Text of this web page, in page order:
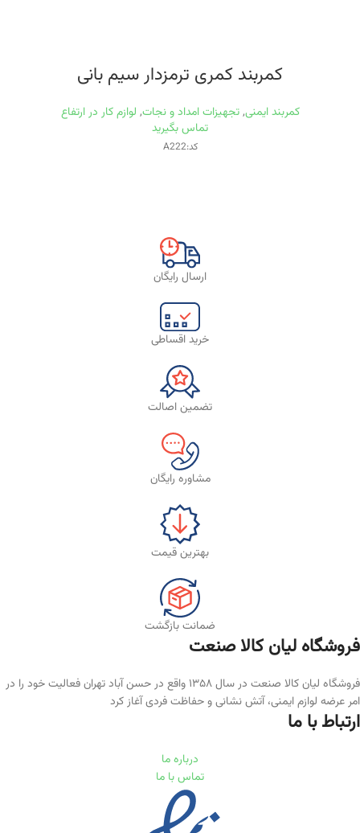
کمربند کمری ترمزدار سيم بانی
کمربند ایمنی, تجهیزات امداد و نجات, لوازم کار در ارتفاع
تماس بگیرید
کد:A222
ارسال رایگان
خرید اقساطی
تضمین اصالت
مشاوره رایگان
بهترین قیمت
ضمانت بازگشت
فروشگاه لیان‌ کالا صنعت
فروشگاه لیان کالا صنعت در سال ۱۳۵۸ واقع در حسن آباد تهران فعالیت خود را در
امر عرضه لوازم ایمنی، آتش نشانی و حفاظت فردی آغاز کرد
ارتباط با ما
درباره ما
تماس با ما